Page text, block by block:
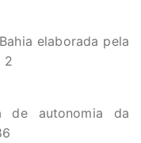
elaborada pela
2
de autonomia da